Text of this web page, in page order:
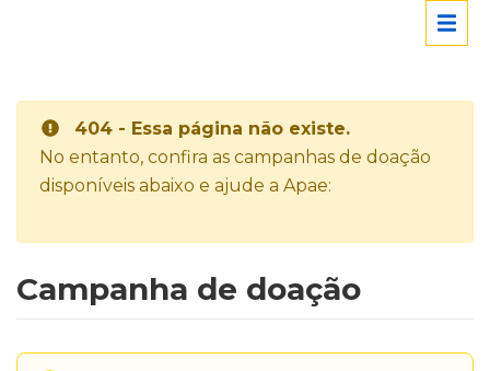
404 - Essa página não existe.
No entanto, confira as campanhas de doação
disponíveis abaixo e ajude a Apae:
Campanha de doação